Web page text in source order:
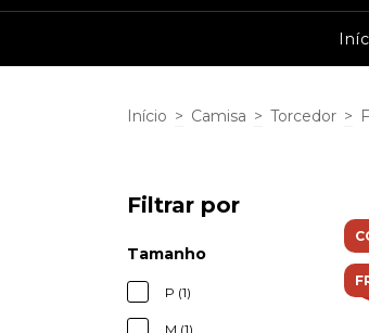
Início > Camisa > Torcedor >
Filtrar por
Tamanho
P (1)
M (1)